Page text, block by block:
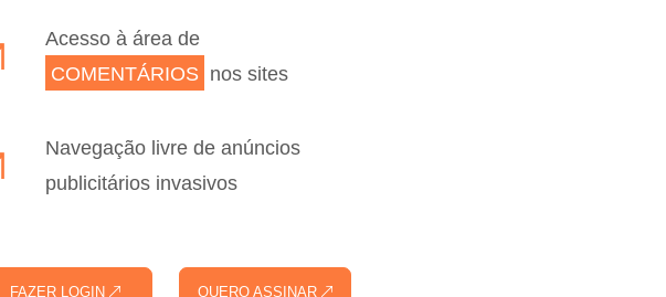
Acesso à área de
COMENTÁRIOS nos sites
Navegação livre de anúncios
publicitários invasivos
FAZER LOGIN QUERO ASSINAR